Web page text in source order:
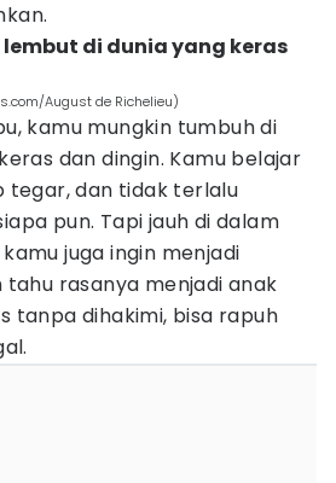
di dunia yang keras
August de Richelieu)
kamu mungkin tumbuh di
dan dingin. Kamu belajar
tegar, dan tidak terlalu
pun. Tapi jauh di dalam
juga ingin menjadi
tahu rasanya menjadi anak
tanpa dihakimi, bisa rapuh